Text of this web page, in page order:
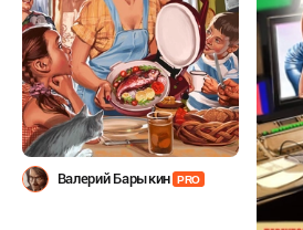
Валерий Барыкин PRO